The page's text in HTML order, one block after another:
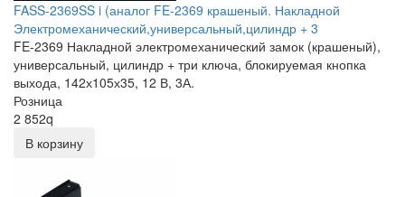
FASS-2369SS i (аналог FE-2369 крашеный. Накладной
Электромеханический,универсальный,цилиндр + 3
FE-2369 Накладной электромеханический замок (крашеный),
универсальный, цилиндр + три ключа, блокируемая кнопка
выхода, 142х105х35, 12 В, 3А.
Розница
2 852q
В корзину